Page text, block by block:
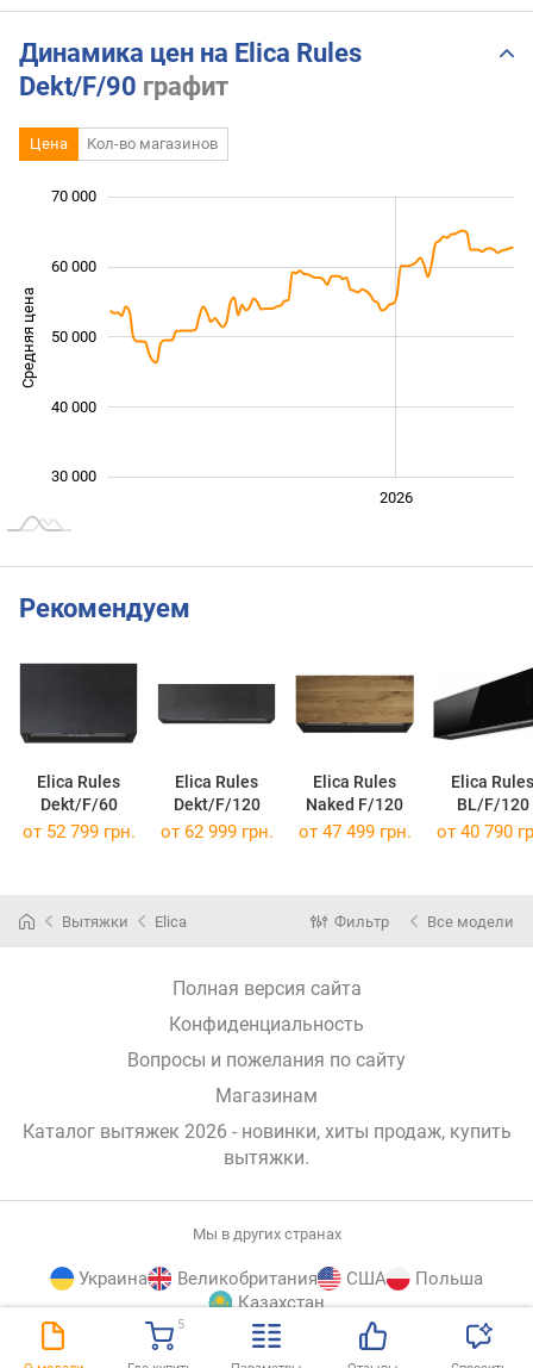
5
Динамика цен на Elica Rules
Dekt/F/90 графит
Цена Кол-во магазинов
Средняя цена 35 000
30 000
40 000
50 000
60 000
70 000
2026
Рекомендуем
Elica Rules
Dekt/F/60
Elica Rules
Dekt/F/120
Elica Rules
Naked F/120
Elica Rules
BL/F/120
от 52 799 грн. от 62 999 грн. от 47 499 грн. от 40 790
Вытяжки Elica Фильтр Все модели
Полная версия сайта
Конфиденциальность
Вопросы и пожелания по сайту
Магазинам
Каталог вытяжек 2026 - новинки, хиты продаж, купить
вытяжки.
Мы в других странах
Украина Великобритания США
Польша
Казахстан